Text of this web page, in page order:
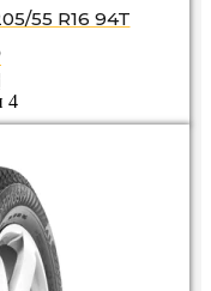
55 R16 94T
4